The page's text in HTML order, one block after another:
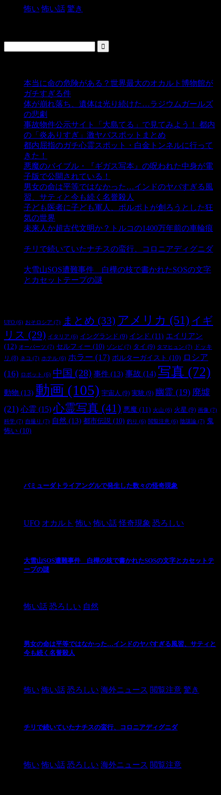
怖い 怖い話 驚き
本当に命の危険がある？世界最大のオカルト博物館が
ガチすぎる件
体が崩れ落ち、遺体は光り続けた…ラジウムガールズ
の悲劇
事故物件公示サイト「大島てる」で見てみよう！ 都内
の「炎ありすぎ」激ヤバスポットまとめ
都内屈指のガチ心霊スポット・白金トンネルに行って
きた！
悪魔のバイブル・『ギガス写本』の呪われた中身が電
子版で公開されている！
男女の命は平等ではなかった…インドのヤバすぎる風
習、サティと今も続く名誉殺人
子ども医者に子ども軍人、ポルポトが創ろうとした狂
気の世界
未来人か超古代文明か？トルコの1400万年前の車輪痕
チリで続いていたナチスの蛮行、コロニアディグニダ
大雪山SOS遭難事件 白樺の枝で書かれたSOSの文字
とカセットテープの謎
UFO (6) おそロシア (7) まとめ (33) アメリカ (51) イギ
リス (29) イタリア (6) イングランド (9) インド (11) エイリアン
(12) オーパーツ (7) セルフィー (10) ゾンビ (7) タイ (9) タマヒュン (7)
ドッキ
リ (8) ネコ (7) ホテル (6) ホラー (17) ポルターガイスト (10) ロシア
(16)
ロボット (6) 中国 (28) 事件 (13) 事故 (14) 写真 (72)
動物 (13) 動画 (105) 宇宙人 (9) 実験 (9) 幽霊 (19) 廃墟
(21) 心霊 (15) 心霊写真 (41) 悪魔 (11) 火山 (6) 火星 (9) 画像 (7)
科学 (7) 自撮り (7) 自然 (13) 都市伝説 (10) 釣り (6) 閲覧注意 (6) 陰謀論 (7) 鬼
怖い (10)
バミューダトライアングルで発生した数々の怪奇現象
UFO オカルト 怖い 怖い話 怪奇現象 恐ろしい
大雪山SOS遭難事件 白樺の枝で書かれたSOSの文字とカセットテ
ープの謎
怖い話 恐ろしい 自然
男女の命は平等ではなかった…インドのヤバすぎる風習、サティと
今も続く名誉殺人
怖い 怖い話 恐ろしい 海外ニュース 閲覧注意 驚き
チリで続いていたナチスの蛮行、コロニアディグニダ
怖い 怖い話 恐ろしい 海外ニュース 閲覧注意